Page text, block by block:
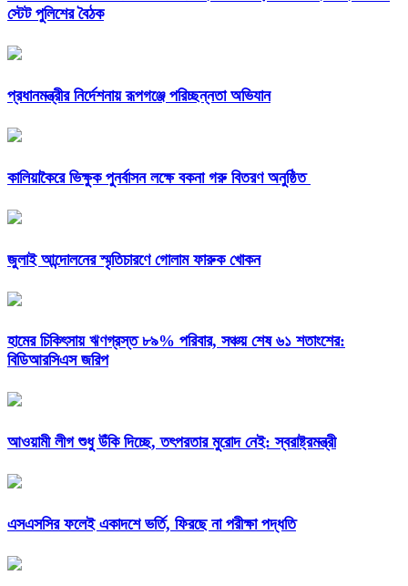
স্টেট পুলিশের বৈঠক
প্রধানমন্ত্রীর নির্দেশনায় রূপগঞ্জে পরিচ্ছন্নতা অভিযান
কালিয়াকৈরে ভিক্ষুক পুনর্বাসন লক্ষে বকনা গরু বিতরণ অনুষ্ঠিত
জুলাই আন্দোলনের স্মৃতিচারণে গোলাম ফারুক খোকন
হামের চিকিৎসায় ঋণগ্রস্ত ৮৯% পরিবার, সঞ্চয় শেষ ৬১ শতাংশের:
বিডিআরসিএস জরিপ
আওয়ামী লীগ শুধু উঁকি দিচ্ছে, তৎপরতার মুরোদ নেই: স্বরাষ্ট্রমন্ত্রী
এসএসসির ফলেই একাদশে ভর্তি, ফিরছে না পরীক্ষা পদ্ধতি